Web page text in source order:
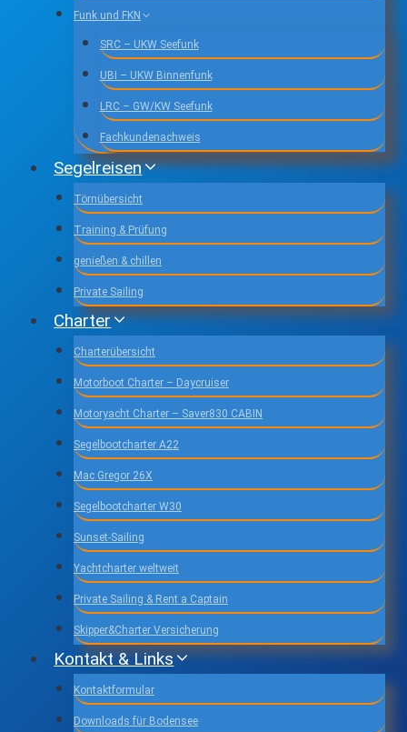
Funk und FKN
SRC – UKW Seefunk
UBI – UKW Binnenfunk
LRC – GW/KW Seefunk
Fachkundenachweis
Segelreisen
Törnübersicht
Training & Prüfung
genießen & chillen
Private Sailing
Charter
Charterübersicht
Motorboot Charter – Daycruiser
Motoryacht Charter – Saver830 CABIN
Segelbootcharter A22
Mac Gregor 26X
Segelbootcharter W30
Sunset-Sailing
Yachtcharter weltweit
Private Sailing & Rent a Captain
Skipper&Charter Versicherung
Kontakt & Links
Kontaktformular
Downloads für Bodensee